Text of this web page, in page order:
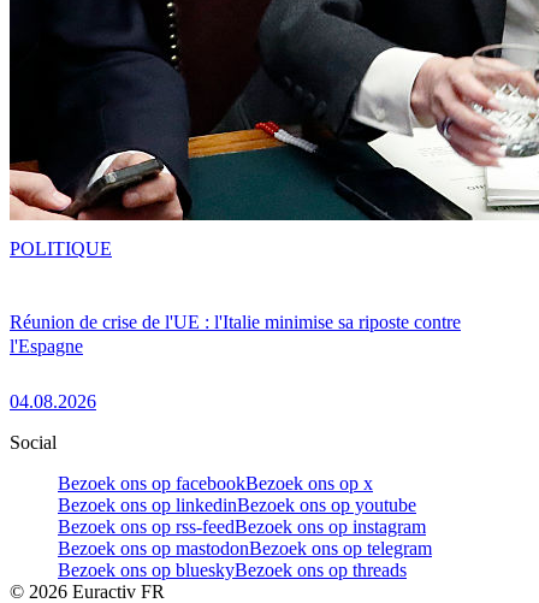
Réunion de crise de l'UE : l'Italie minimise sa riposte contre
l'Espagne
04.08.2026
POLITIQUE
Social
Bezoek ons op facebookBezoek ons op x
Bezoek ons op linkedinBezoek ons op youtube
Bezoek ons op rss-feedBezoek ons op instagram
Bezoek ons op mastodonBezoek ons op telegram
Bezoek ons op blueskyBezoek ons op threads
© 2026 Euractiv FR